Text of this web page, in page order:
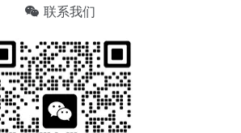
联系我们